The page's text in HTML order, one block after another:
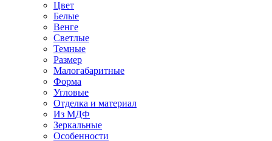
Цвет
Белые
Венге
Светлые
Темные
Размер
Малогабаритные
Форма
Угловые
Отделка и материал
Из МДФ
Зеркальные
Особенности